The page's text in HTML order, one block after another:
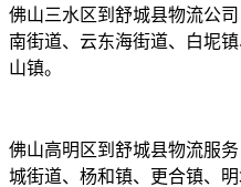
佛山三水区到舒城县物流公
南街道、云东海街道、白坭
山镇。
佛山高明区到舒城县物流服
城街道、杨和镇、更合镇、明